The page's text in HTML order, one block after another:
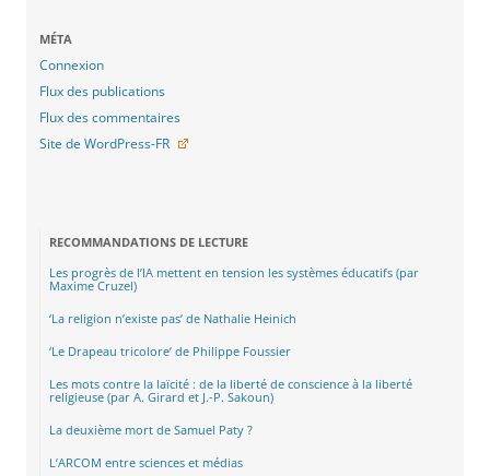
MÉTA
Connexion
Flux des publications
Flux des commentaires
Site de WordPress-FR
RECOMMANDATIONS DE LECTURE
Les progrès de l’IA mettent en tension les systèmes éducatifs (par
Maxime Cruzel)
‘La religion n’existe pas’ de Nathalie Heinich
‘Le Drapeau tricolore’ de Philippe Foussier
Les mots contre la laïcité : de la liberté de conscience à la liberté
religieuse (par A. Girard et J.-P. Sakoun)
La deuxième mort de Samuel Paty ?
L’ARCOM entre sciences et médias